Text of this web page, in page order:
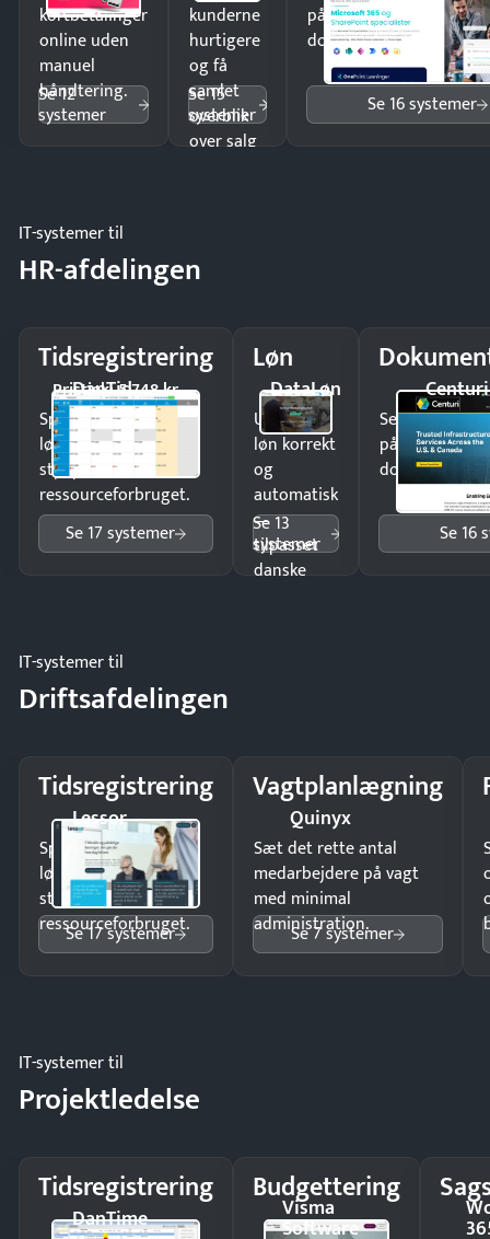
kortbetalinger
online uden
manuel
håndtering.
Se 12
systemer
kunderne
hurtigere
og få
samlet
overblik
over salg
Se 15
systemer
på minutter og mist
dokumenter.
Se 16 systemer
IT-systemer til
HR-afdelingen
Tidsregistrering
DanTid
Pristjek: 5.748 kr
Spar tid på
lønberegning og få
styr på
ressourceforbruget.
Se 17 systemer
Løn
DataLøn
Udbetal
løn korrekt
og
automatisk
—
tilpasset
danske
Se 13
systemer
Centuri
Send
på minutter
dokumenter.
Se 16
IT-systemer til
Driftsafdelingen
Tidsregistrering
Lessor
Spar tid på
lønberegning og få
styr på
ressourceforbruget.
Se 17 systemer
Vagtplanlægning
Quinyx
Sæt det rette antal
medarbejdere på vagt
med minimal
administration.
Se 7 systemer
IT-systemer til
Projektledelse
Tidsregistrering
DanTime
Budgettering
Visma
Software